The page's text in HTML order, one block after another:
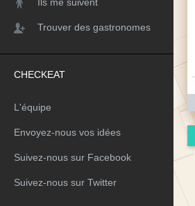
Trouver des gastronomes
CHECKEAT
L'équipe
Envoyez-nous vos idées
Suivez-nous sur Facebook
Suivez-nous sur Twitter